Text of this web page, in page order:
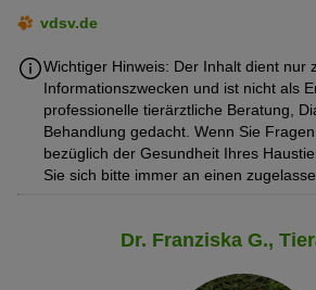
vdsv.de
Wichtiger Hinweis: Der Inhalt dient nur
Informationszwecken und ist nicht als
professionelle tierärztliche Beratung,
Behandlung gedacht. Wenn Sie
bezüglich der Gesundheit Ihres
Sie sich bitte immer an einen
Dr. Franziska G.,